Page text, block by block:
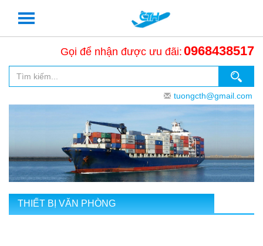
Gọi để nhận được ưu đãi: 0968438517
tuongcth@gmail.com
THIẾT BỊ VĂN PHÒNG